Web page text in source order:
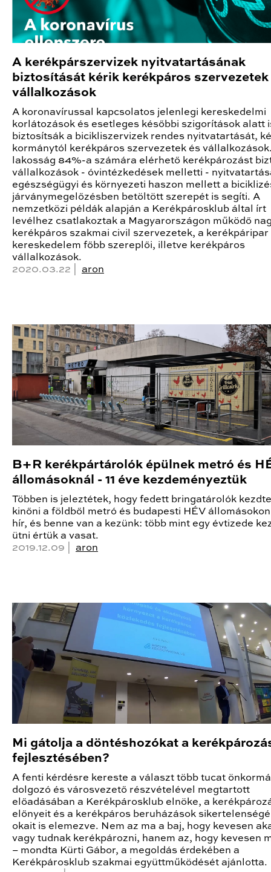
A kerékpárszervizek nyitvatartásának
biztosítását kérik kerékpáros szervezetek
vállalkozások
A koronavírussal kapcsolatos jelenlegi kereskedelmi
korlátozások és esetleges későbbi szigorítások alatt
biztosítsák a bicikliszervizek rendes nyitvatartását,
kormánytól kerékpáros szervezetek és
lakosság 84%-a számára elérhető kerékpározást
vállalkozások - óvintézkedések melletti -
egészségügyi és környezeti haszon mellett a
járványmegelőzésben betöltött szerepét is segíti. A
nemzetközi példák alapján a Kerékpárosklub által írt
levélhez csatlakoztak a Magyarországon működő
kerékpáros szakmai civil szervezetek, a kerékpáripar
kereskedelem főbb szereplői, illetve kerékpáros
vállalkozások.
2020.03.22 | aron
B+R kerékpártárolók épülnek metró és
állomásoknál - 11 éve kezdeményeztük
Többen is jeleztétek, hogy fedett bringatárolók
kinőni a földből metró és budapesti HÉV
hír, és benne van a kezünk: több mint egy évtizede
ütni értük a vasat.
2019.12.09 | aron
Mi gátolja a döntéshozókat a
fejlesztésében?
A fenti kérdésre kereste a választ több tucat
dolgozó és városvezető részvételével megtartott
előadásában a Kerékpárosklub elnöke, a
előnyeit és a kerékpáros beruházások
okait is elemezve. Nem az ma a baj, hogy kevesen
vagy tudnak kerékpározni, hanem az, hogy kevesen
– mondta Kürti Gábor, a megoldás érdekében a
Kerékpárosklub szakmai együttműködését ajánlotta.